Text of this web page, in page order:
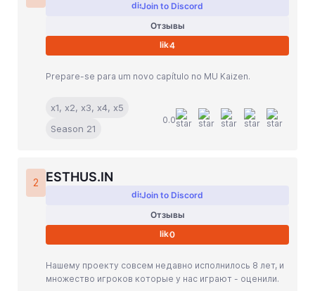
Other games
Join to Discord
Отзывы
4
Prepare-se para um novo capítulo no MU Kaizen.
x1, x2, x3, x4, x5
Season 21
0.0
2 ESTHUS.IN
Join to Discord
Отзывы
0
Нашему проекту совсем недавно исполнилось 8 лет, и
множество игроков которые у нас играют - оценили.